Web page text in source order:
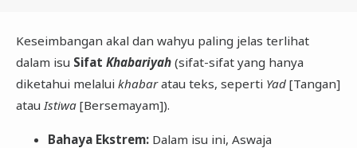
​Keseimbangan akal dan wahyu paling jelas terlihat
dalam isu Sifat Khabariyah(sifat-sifat yang hanya
diketahui melalui khabaratau teks, seperti Yad[Tangan]
atauIstiwa[Bersemayam]).
Bahaya Ekstrem:Dalam isu ini, Aswaja